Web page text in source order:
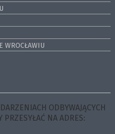
ODBYWAJĄCYCH
PRZESYŁAĆ NA ADRES: